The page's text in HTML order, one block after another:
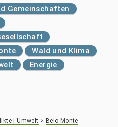
Gemeinschaften
Wald und Klima
Energie
| Umwelt > Belo Monte